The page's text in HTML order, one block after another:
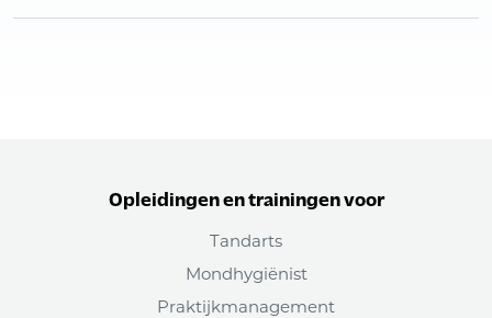
Opleidingen en trainingen voor
Tandarts
Mondhygiënist
Praktijkmanagement